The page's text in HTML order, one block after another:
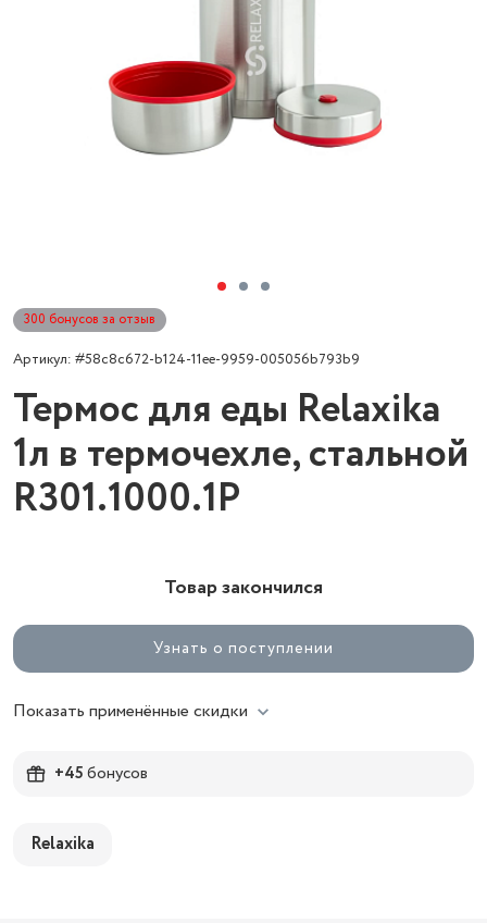
300 бонусов за отзыв
Артикул: #58c8c672-b124-11ee-9959-005056b793b9
Термос для еды Relaxika
1л в термочехле, стальной
R301.1000.1P
Товар закончился
Узнать о поступлении
Показать применённые скидки
+45бонусов
Relaxika